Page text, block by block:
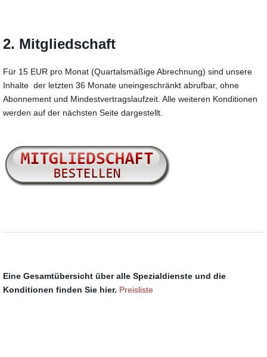
2. Mitgliedschaft
Für 15 EUR pro Monat (Quartalsmäßige Abrechnung) sind unsere
Inhalte der letzten 36 Monate uneingeschränkt abrufbar, ohne
Abonnement und Mindestvertragslaufzeit. Alle weiteren Konditionen
werden auf der nächsten Seite dargestellt.
Eine Gesamtübersicht über alle Spezialdienste und die
Konditionen finden Sie hier. Preisliste